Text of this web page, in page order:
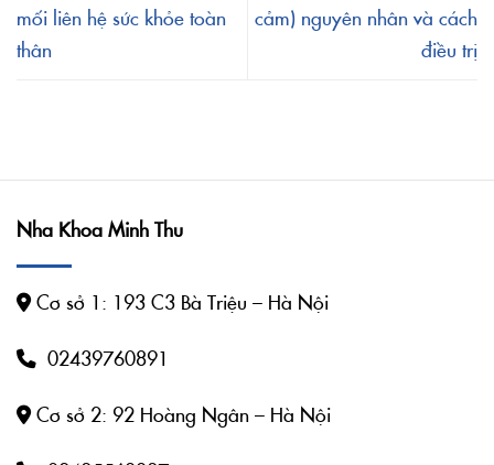
mối liên hệ sức khỏe toàn
thân
cảm) nguyên nhân và cách
điều trị
Nha Khoa Minh Thu
Cơ sở 1: 193 C3 Bà Triệu – Hà Nội
02439760891
Cơ sở 2: 92 Hoàng Ngân – Hà Nội